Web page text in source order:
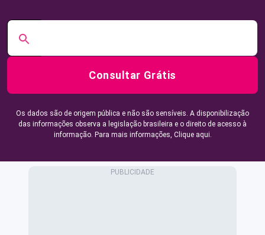
Consultar Grátis
Os dados são de origem pública e não são sensíveis. A disponibilização
das informações observa a legislação brasileira e o direito de acesso à
informação. Para mais informações, Clique aqui.